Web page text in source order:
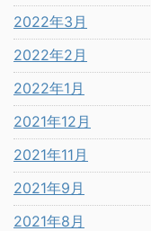
2022年3月
2022年2月
2022年1月
2021年12月
2021年11月
2021年9月
2021年8月